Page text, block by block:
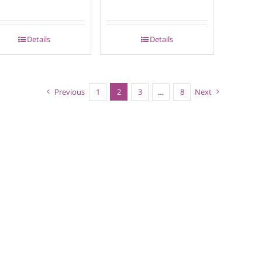
Details Details
Previous 1 2 3 … 8 Next